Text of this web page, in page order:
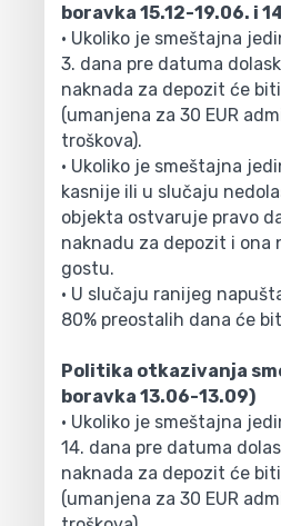
boravka 15.12-19.06. i
• Ukoliko je smeštajna
3. dana pre datuma
naknada za depozit će
(umanjena za 30 EUR
troškova).
• Ukoliko je smeštajna
kasnije ili u slučaju
objekta ostvaruje pravo
naknadu za depozit i ona
gostu.
• U slučaju ranijeg
80% preostalih dana će
Politika otkazivanja
boravka 13.06-13.09)
• Ukoliko je smeštajna
14. dana pre datuma
naknada za depozit će
(umanjena za 30 EUR